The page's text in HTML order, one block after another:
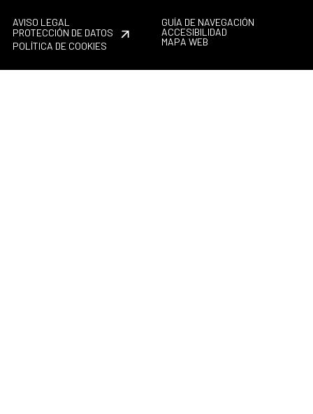
AVISO LEGAL
PROTECCIÓN DE DATOS
POLÍTICA DE COOKIES
GUÍA DE NAVEGACIÓN
ACCESIBILIDAD
MAPA WEB